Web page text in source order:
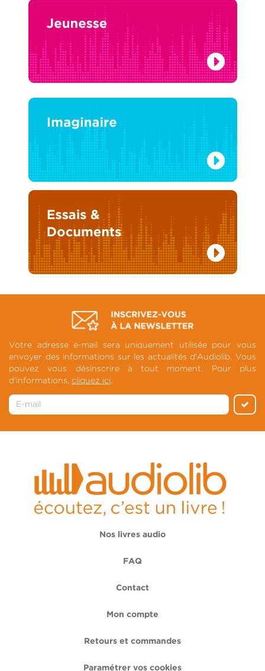
Votre adresse e-mail sera uniquement utilisée pour vous
envoyer des informations sur les actualités d'Audiolib. Vous
pouvez vous désinscrire à tout moment. Pour plus
d'informations, cliquez ici.
Nos livres audio
FAQ
Contact
Mon compte
Retours et commandes
Paramétrer vos cookies